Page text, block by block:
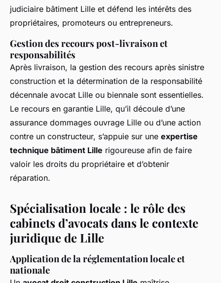
judiciaire bâtiment Lille et défend les intérêts des
propriétaires, promoteurs ou entrepreneurs.
Gestion des recours post-livraison et
responsabilités
Après livraison, la gestion des recours après sinistre
construction et la détermination de la responsabilité
décennale avocat Lille ou biennale sont essentielles.
Le recours en garantie Lille, qu’il découle d’une
assurance dommages ouvrage Lille ou d’une action
contre un constructeur, s’appuie sur une expertise
technique bâtiment Lille rigoureuse afin de faire
valoir les droits du propriétaire et d’obtenir
réparation.
Spécialisation locale : le rôle des
cabinets d’avocats dans le contexte
juridique de Lille
Application de la réglementation locale et
nationale